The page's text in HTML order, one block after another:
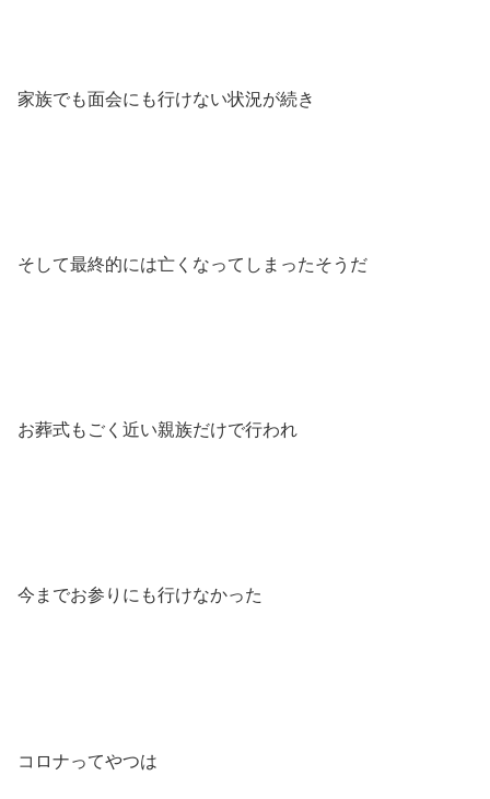
家族でも面会にも行けない状況が続き
そして最終的には亡くなってしまったそうだ
お葬式もごく近い親族だけで行われ
今までお参りにも行けなかった
コロナってやつは